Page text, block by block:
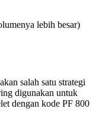
lebih besar)
salah satu strategi
digunakan untuk
dengan kode PF 800